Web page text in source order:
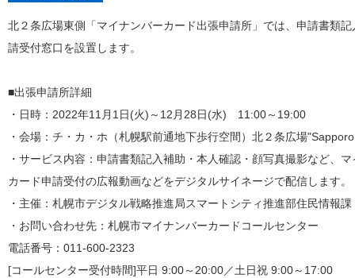
北２条広場東側「マイナンバーカード出張申請所」では、申請書類
請受付窓口を設置します。
■出張申請所詳細
・日時：2022年11月1日(火)～12月28日(水) 11:00～19:00
・会場：チ・カ・ホ（札幌駅前通地下歩行空間）北２条広場
・サービス内容：申請書類記入補助・本人確認・顔写真撮影など、
カード申請受付の広報動画などをデジタルサイネージで配信します。
・主催：札幌市デジタル戦略推進局スマートシティ推進部住民情報課
・お問い合わせ先：札幌市マイナンバーカードコールセンター
電話番号：011-600-2323
[コールセンター受付時間]平日 9:00～20:00／土日祝 9:00～17:00